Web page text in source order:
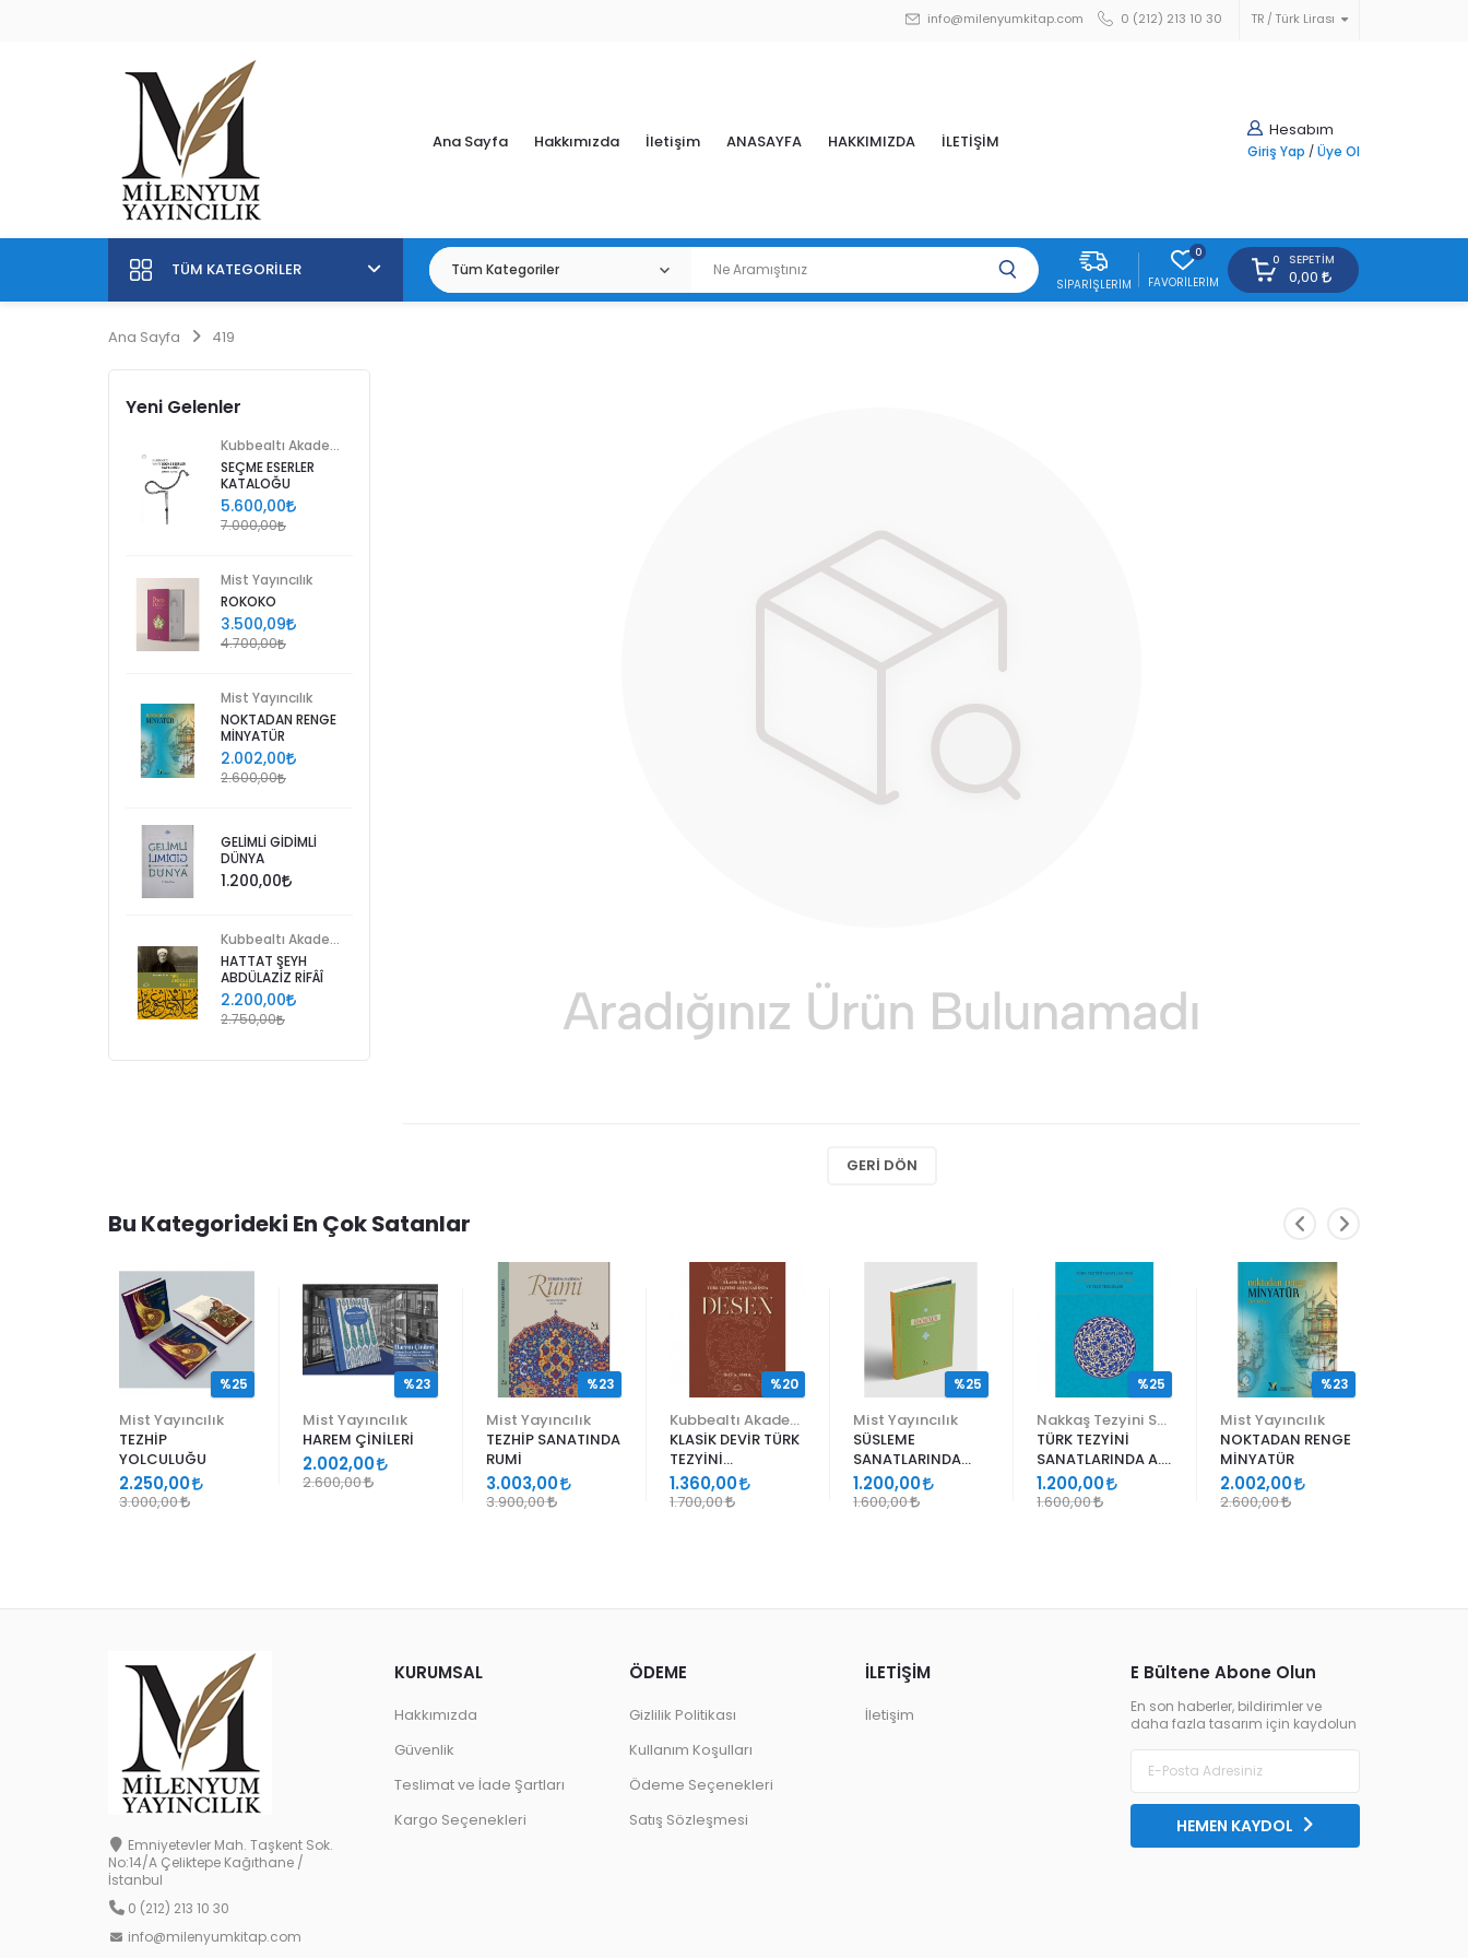
TR Türk Lirası
info@milenyumkitap.com 0 (212) 213 10 30
Hesabım
Giriş Yap / Üye Ol
Ana Sayfa Hakkımızda İletişim ANASAYFA HAKKIMIZDA İLETİŞİM
TÜM KATEGORILER
SIPARIŞLERIM
0
FAVORILERIM
0 SEPETIM
0,00
Ana Sayfa 419
GERI DÖN
Yeni Gelenler
SEÇME ESERLER
KATALOĞU
5.600,00
7.000,00
Mist Yayıncılık
ROKOKO
3.500,09
4.700,00
Mist Yayıncılık
NOKTADAN RENGE
MİNYATÜR
2.002,00
2.600,00
GELİMLİ GİDİMLİ
DÜNYA
1.200,00
HATTAT ŞEYH
ABDÜLAZİZ RİFÂÎ
2.200,00
2.750,00
Bu Kategorideki En Çok Satanlar
Mist Yayıncılık
TEZHİP
YOLCULUĞU
2.250,00
3.000,00
%25
Mist Yayıncılık
HAREM ÇİNİLERİ
2.002,00
2.600,00
%23
Mist Yayıncılık
TEZHİP SANATINDA
RUMİ
3.003,00
3.900,00
%23
KLASİK DEVİR TÜRK
TEZYİNİ
SANATLARINDA
DESEN
1.360,00
1.700,00
%20
Mist Yayıncılık
SÜSLEME
SANATLARINDA
GEÇMELER
1.200,00
1.600,00
%25
TÜRK TEZYİNİ
SANATLARINDA A.
SÜHEYL ÜNVER VE
YENİ TERKİPLERİ
1.200,00
1.600,00
%25
Mist Yayıncılık
NOKTADAN RENGE
MİNYATÜR
2.002,00
2.600,00
%23
Emniyetevler Mah. Taşkent Sok.
No:14/A Çeliktepe Kağıthane /
İstanbul
0 (212) 213 10 30
info@milenyumkitap.com
E Bültene Abone Olun
En son haberler, bildirimler ve
daha fazla tasarım için kaydolun
HEMEN KAYDOL
KURUMSAL
Hakkımızda
Güvenlik
Teslimat ve İade Şartları
Kargo Seçenekleri
ÖDEME
Gizlilik Politikası
Kullanım Koşulları
Ödeme Seçenekleri
Satış Sözleşmesi
İLETİŞİM
İletişim